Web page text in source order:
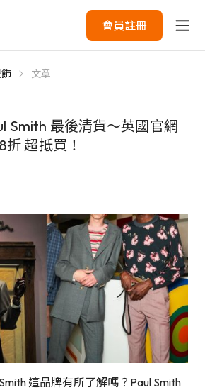
會員註冊
文章
Smith 最後清貨～英國官網
超抵買！
這品牌有所了解嗎？Paul Smith